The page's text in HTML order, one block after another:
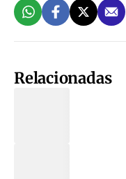
Relacionadas